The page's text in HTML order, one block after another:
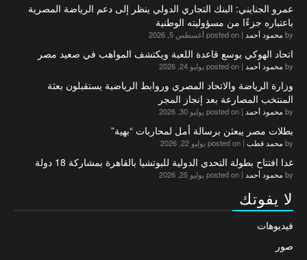
عمرو الجنايني: البنك التجاري الدولي ينظر إلى دعم الرياضة المصرية
باعتباره جزءًا من مسؤوليته الوطنية
by محمود أحمد | posted on أغسطس 5, 2026
اتحاد الهوكي يوسع قاعدة اللعبة ويكتشف المواهب في صعيد مصر
by محمود أحمد | posted on يوليو 24, 2026
وزارة الرياضة والاتحاد المصري وروابط الرياضية يستقبلون بعثة
المنتخب المصارعة بعد إنجاز المجر
by محمود أحمد | posted on يوليو 30, 2026
بطلات مصر يبعثن برسالة أمل لمحاربات “بهية”
by محمد قطب | posted on يوليو 22, 2026
غدا افتتاح بطولة التحدي الدولية للبوتشيا بالقاهرة بمشاركة 18 دولة
by محمود أحمد | posted on يوليو 25, 2026
لا يفوتك
فيديوهات
صور